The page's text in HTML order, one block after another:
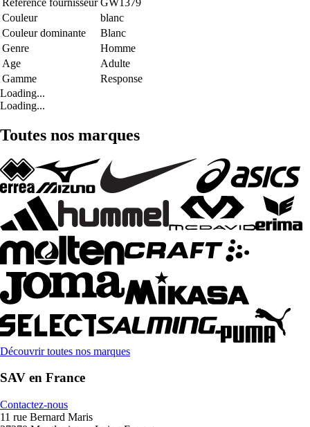
Couleur
blanc
Couleur dominante
Blanc
Genre
Homme
Age
Adulte
Gamme
Response
Loading...
Loading...
Toutes nos marques
Découvrir toutes nos marques
SAV en France
Contactez-nous
11 rue Bernard Maris